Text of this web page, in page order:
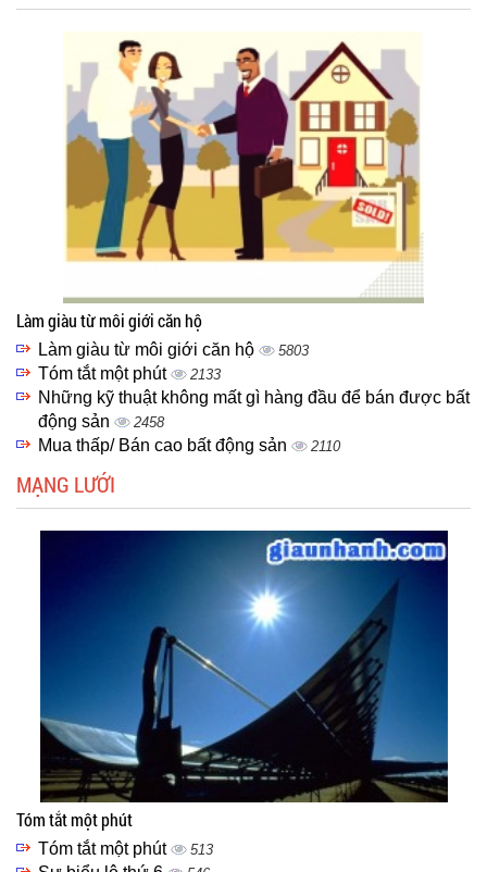
Làm giàu từ môi giới căn hộ
Làm giàu từ môi giới căn hộ 5803
Tóm tắt một phút 2133
Những kỹ thuật không mất gì hàng đầu để bán được bất
động sản
2458
Mua thấp/ Bán cao bất động sản 2110
MẠNG LƯỚI
Tóm tắt một phút
Tóm tắt một phút 513